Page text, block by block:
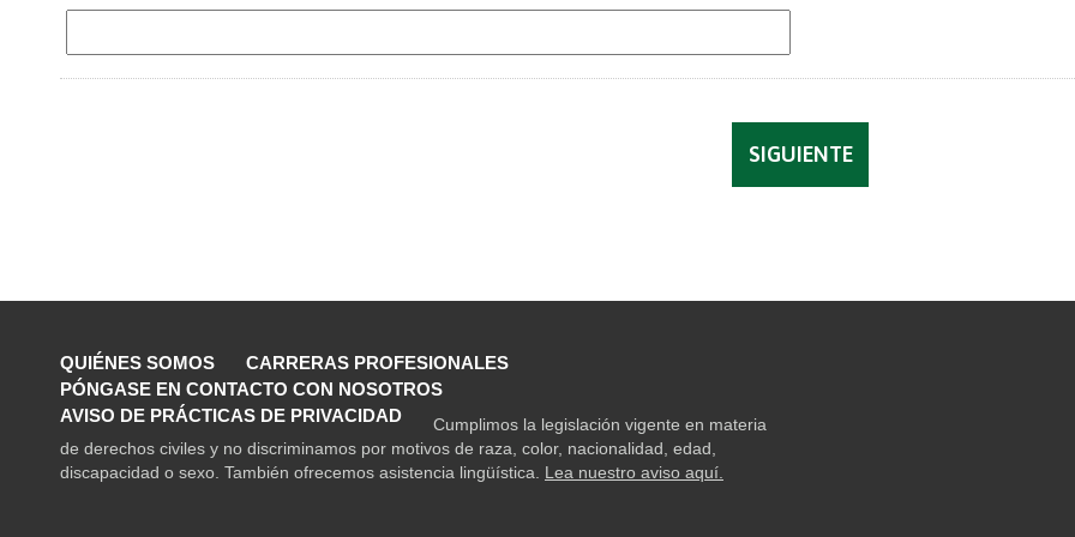
QUIÉNES SOMOS
CARRERAS PROFESIONALES
PÓNGASE EN CONTACTO CON NOSOTROS
AVISO DE PRÁCTICAS DE PRIVACIDAD
Cumplimos la legislación vigente en materia
de derechos civiles y no discriminamos por motivos de raza, color, nacionalidad, edad,
discapacidad o sexo. También ofrecemos asistencia lingüística. Lea nuestro aviso aquí.